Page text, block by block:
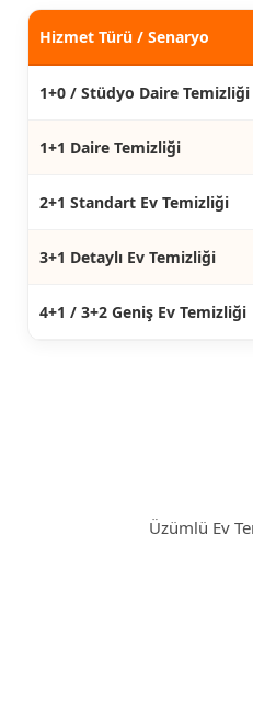
Hizmet Türü / Senaryo
1+0 / Stüdyo Daire Temizliği
1+1 Daire Temizliği
2+1 Standart Ev Temizliği
3+1 Detaylı Ev Temizliği
4+1 / 3+2 Geniş Ev Temizliği
Üzümlü Ev